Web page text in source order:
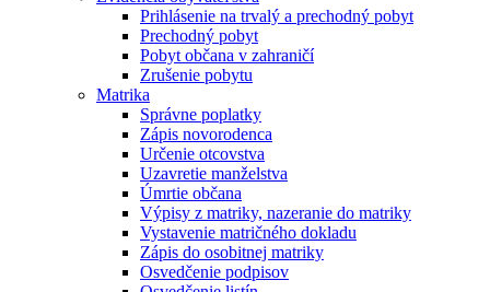
Prihlásenie na trvalý a prechodný pobyt
Prechodný pobyt
Pobyt občana v zahraničí
Zrušenie pobytu
Matrika
Správne poplatky
Zápis novorodenca
Určenie otcovstva
Uzavretie manželstva
Úmrtie občana
Výpisy z matriky, nazeranie do matriky
Vystavenie matričného dokladu
Zápis do osobitnej matriky
Osvedčenie podpisov